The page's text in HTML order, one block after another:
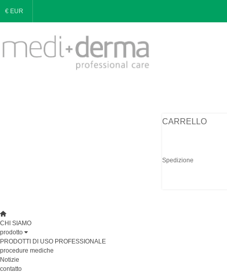
€ EUR
CARRELLO
Spedizione
CHI SIAMO
prodotto
PRODOTTI DI USO PROFESSIONALE
procedure mediche
Notizie
contatto